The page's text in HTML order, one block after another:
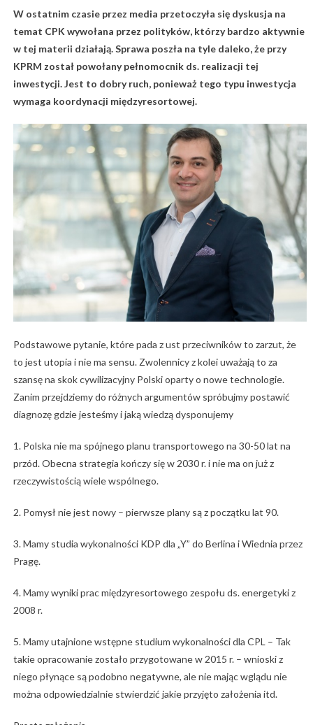
W ostatnim czasie przez media przetoczyła się dyskusja na
temat CPK wywołana przez polityków, którzy bardzo aktywnie
w tej materii działają. Sprawa poszła na tyle daleko, że przy
KPRM został powołany pełnomocnik ds. realizacji tej
inwestycji. Jest to dobry ruch, ponieważ tego typu inwestycja
wymaga koordynacji międzyresortowej.
Podstawowe pytanie, które pada z ust przeciwników to zarzut, że
to jest utopia i nie ma sensu. Zwolennicy z kolei uważają to za
szansę na skok cywilizacyjny Polski oparty o nowe technologie.
Zanim przejdziemy do różnych argumentów spróbujmy postawić
diagnozę gdzie jesteśmy i jaką wiedzą dysponujemy
1. Polska nie ma spójnego planu transportowego na 30-50 lat na
przód. Obecna strategia kończy się w 2030 r. i nie ma on już z
rzeczywistością wiele wspólnego.
2. Pomysł nie jest nowy – pierwsze plany są z początku lat 90.
3. Mamy studia wykonalności KDP dla „Y” do Berlina i Wiednia przez
Pragę.
4. Mamy wyniki prac międzyresortowego zespołu ds. energetyki z
2008 r.
5. Mamy utajnione wstępne studium wykonalności dla CPL – Tak
takie opracowanie zostało przygotowane w 2015 r. – wnioski z
niego płynące są podobno negatywne, ale nie mając wglądu nie
można odpowiedzialnie stwierdzić jakie przyjęto założenia itd.